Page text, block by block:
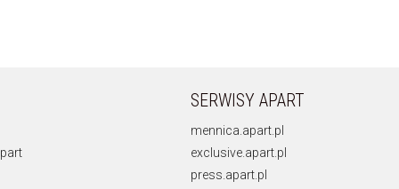
SERWISY APART
mennica.apart.pl
exclusive.apart.pl
press.apart.pl